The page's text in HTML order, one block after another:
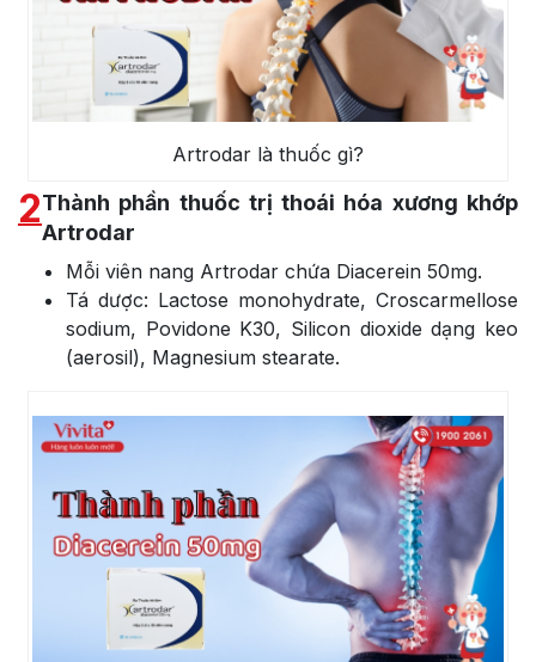
Artrodar là thuốc gì?
2Thành phần thuốc trị thoái hóa xương khớp
Artrodar
Mỗi viên nang Artrodar chứa Diacerein 50mg.
Tá dược: Lactose monohydrate, Croscarmellose
sodium, Povidone K30, Silicon dioxide dạng keo
(aerosil), Magnesium stearate.